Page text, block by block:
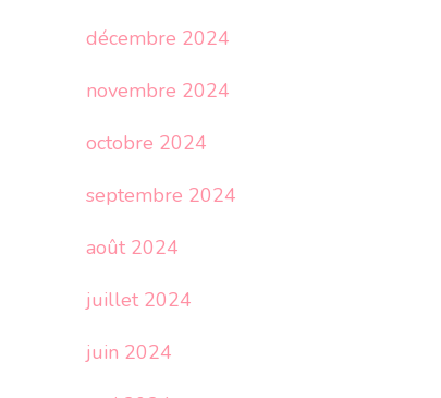
décembre 2024
novembre 2024
octobre 2024
septembre 2024
août 2024
juillet 2024
juin 2024